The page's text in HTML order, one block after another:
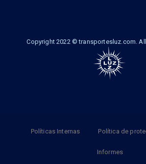
Copyright 2022 © transportesluz.com.
Políticas Internas Política de
Informes